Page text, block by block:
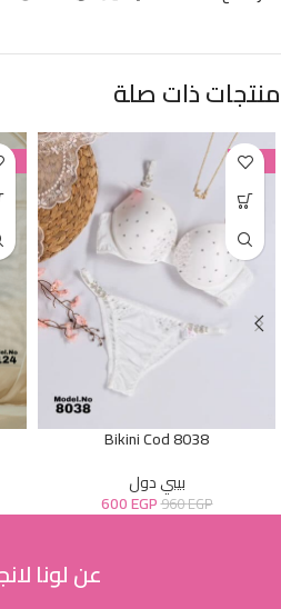
منتجات ذات صلة
-38%
Bikini Cod 8038
بيبي دول
960EGP
600EGP
عن لونا